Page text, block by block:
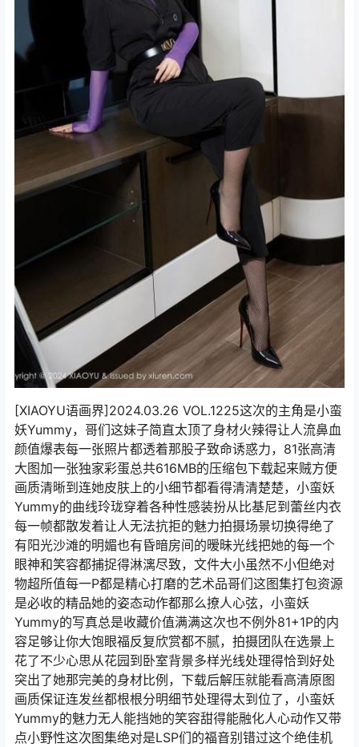
[XIAOYU语画界]2024.03.26 VOL.1225这次的主角是小蛮
妖Yummy，哥们这妹子简直太顶了身材火辣得让人流鼻血
颜值爆表每一张照片都透着那股子致命诱惑力，81张高清
大图加一张独家彩蛋总共616MB的压缩包下载起来贼方便
画质清晰到连她皮肤上的小细节都看得清清楚楚，小蛮妖
Yummy的曲线玲珑穿着各种性感装扮从比基尼到蕾丝内衣
每一帧都散发着让人无法抗拒的魅力拍摄场景切换得绝了
有阳光沙滩的明媚也有昏暗房间的暧昧光线把她的每一个
眼神和笑容都捕捉得淋漓尽致，文件大小虽然不小但绝对
物超所值每一P都是精心打磨的艺术品哥们这图集打包资源
是必收的精品她的姿态动作都那么撩人心弦，小蛮妖
Yummy的写真总是收藏价值满满这次也不例外81+1P的内
容足够让你大饱眼福反复欣赏都不腻，拍摄团队在选景上
花了不少心思从花园到卧室背景多样光线处理得恰到好处
突出了她那完美的身材比例，下载后解压就能看高清原图
画质保证连发丝都根根分明细节处理得太到位了，小蛮妖
Yummy的魅力无人能挡她的笑容甜得能融化人心动作又带
点小野性这次图集绝对是LSP们的福音别错过这个绝佳机